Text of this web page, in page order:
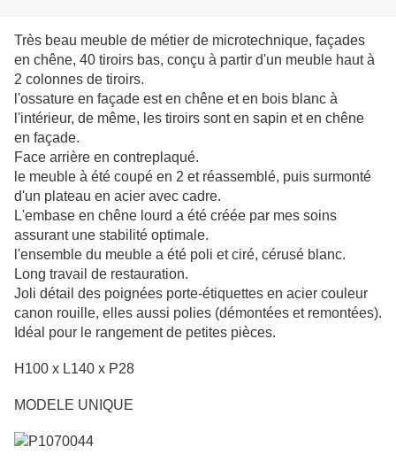
Très beau meuble de métier de microtechnique, façades
en chêne, 40 tiroirs bas, conçu à partir d'un meuble haut à
2 colonnes de tiroirs.
l'ossature en façade est en chêne et en bois blanc à
l'intérieur, de même, les tiroirs sont en sapin et en chêne
en façade.
Face arrière en contreplaqué.
le meuble à été coupé en 2 et réassemblé, puis surmonté
d'un plateau en acier avec cadre.
L'embase en chêne lourd a été créée par mes soins
assurant une stabilité optimale.
l'ensemble du meuble a été poli et ciré, cérusé blanc.
Long travail de restauration.
Joli détail des poignées porte-étiquettes en acier couleur
canon rouille, elles aussi polies (démontées et remontées).
Idéal pour le rangement de petites pièces.
H100 x L140 x P28
MODELE UNIQUE